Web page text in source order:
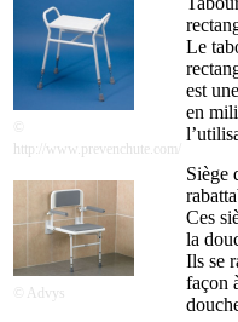
http://www.prevenchute.com/
Le
est
en
© Advys
Siège
Ces
la
Ils se
façon